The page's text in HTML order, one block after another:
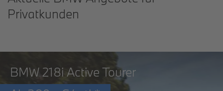
Privatkunden
BMW 218i Active Tourer